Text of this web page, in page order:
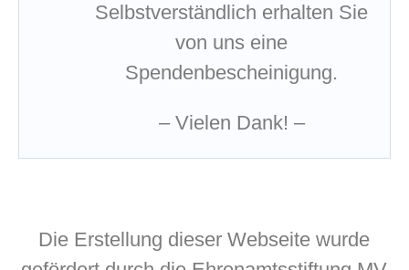
Selbstverständlich erhalten Sie
von uns eine
Spendenbescheinigung.
– Vielen Dank! –
Die Erstellung dieser Webseite wurde